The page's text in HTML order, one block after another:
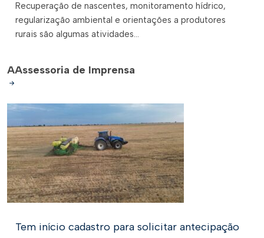
Recuperação de nascentes, monitoramento hídrico,
regularização ambiental e orientações a produtores
rurais são algumas atividades...
AAssessoria de Imprensa
Tem início cadastro para solicitar antecipação